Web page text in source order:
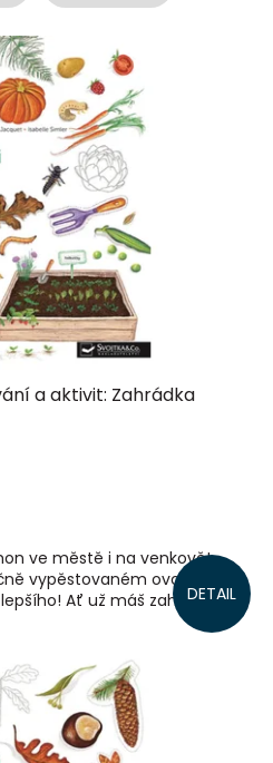
a aktivit: Zahrádka
DETAIL
ve městě i na venkově!
vypěstovaném ovoci či
Ať už máš zahradu,